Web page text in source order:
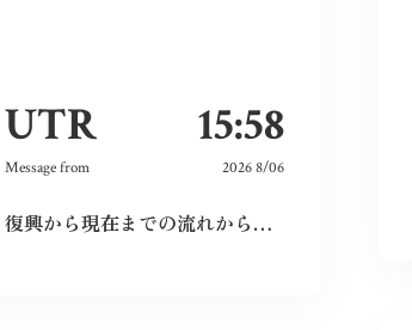
UTR 15:58
Message from 2026 8/06
復興から現在までの流れから、広島という場所の力強さを感じた。